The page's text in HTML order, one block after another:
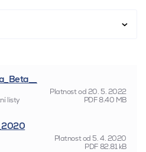
Platnost od20. 5. 2022
listy
PDF8.40 MB
Platnost od 5. 4. 2020
PDF82.81 kB